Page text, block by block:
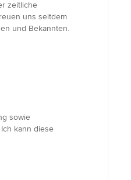
zeitliche
uns seitdem
und Bekannten.
sowie
kann diese